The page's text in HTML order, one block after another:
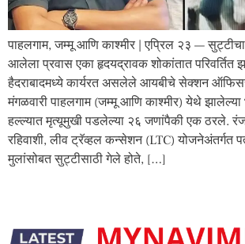
पाहलगाम, जम्मू आणि काश्मीर | एप्रिल २३ —
आलेला प्रवास एका हृदयद्रावक शोकांतात परिवर्तित
हैदराबादमध्ये कार्यरत असलेले आयबीचे सेक्शन
मंगळवारी पाहलगाम (जम्मू आणि काश्मीर) येथे झालेल्या
हल्ल्यात मृत्यूमुखी पडलेल्या २६ जणांपैकी एक ठरले.
रहिवाशी, लीव ट्रॅव्हल कन्सेशन (LTC) योजनेअंतर्गत
मुलांसोबत सुट्टीसाठी गेले होते, […]